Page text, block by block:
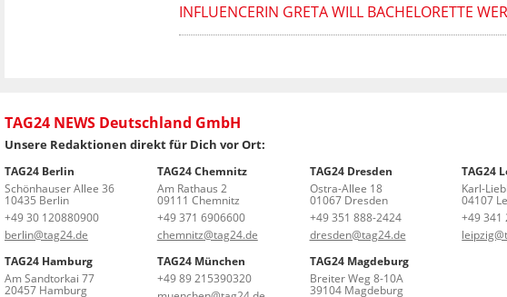
INFLUENCERIN GRETA WILL BACHELORETTE
TAG24 NEWS Deutschland GmbH
Unsere Redaktionen direkt für Dich vor Ort:
TAG24 Berlin
Schönhauser Allee 36
10435 Berlin
+49 30 120880900
berlin@tag24.de
TAG24 Chemnitz
Am Rathaus 2
09111 Chemnitz
+49 371 6906600
chemnitz@tag24.de
TAG24 Dresden
Ostra-Allee 18
01067 Dresden
+49 351 888-2424
dresden@tag24.de
TAG24
Karl-
04107
+49 341
TAG24 Hamburg
Am Sandtorkai 77
20457 Hamburg
TAG24 München
+49 89 215390320
TAG24 Magdeburg
Breiter Weg 8-10A
39104 Magdeburg